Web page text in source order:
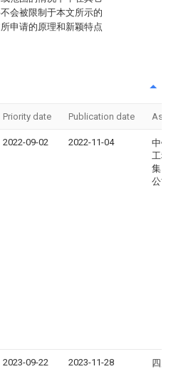
会被限制于本文所示的
申请的原理和新颖特点
Priority date Publication date
2022-09-02 2022-11-04
中铁
工程
集团
公司
2023-09-22 2023-11-28
四川